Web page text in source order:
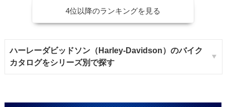
4位以降のランキングを見る
ハーレーダビッドソン（Harley-Davidson）のバイク
カタログをシリーズ別で探す